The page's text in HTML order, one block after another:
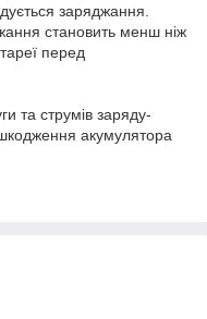
заряджання.
становить менш ніж
перед
та струмів заряду-
акумулятора